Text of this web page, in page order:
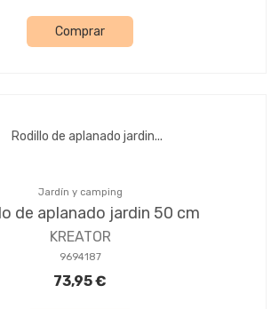
Comprar
Jardín y camping
de aplanado jardin 50 cm
KREATOR
9694187
73,95 €